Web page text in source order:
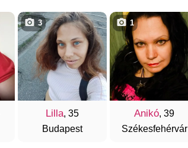
Lilla, 35
Budapest
3
Anikó, 39
Székesfehérvár
1